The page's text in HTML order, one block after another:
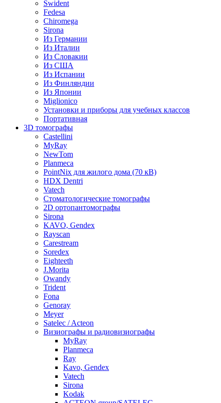
Swident
Fedesa
Chiromega
Sirona
Из Германии
Из Италии
Из Словакии
Из США
Из Испании
Из Финляндии
Из Японии
Miglionico
Установки и приборы для учебных классов
Портативная
3D томографы
Castellini
MyRay
NewTom
Planmeca
PointNix для жилого дома (70 кВ)
HDX Dentri
Vatech
Стоматологические томографы
2D ортопантомографы
Sirona
KAVO, Gendex
Rayscan
Carestream
Soredex
Eighteeth
J.Morita
Owandy
Trident
Fona
Genoray
Meyer
Satelec / Acteon
Визиографы и радиовизиографы
MyRay
Planmeca
Ray
Kavo, Gendex
Vatech
Sirona
Kodak